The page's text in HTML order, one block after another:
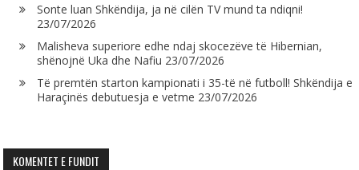
Sonte luan Shkëndija, ja në cilën TV mund ta ndiqni!
23/07/2026
Malisheva superiore edhe ndaj skocezëve të Hibernian,
shënojnë Uka dhe Nafiu 23/07/2026
Të premtën starton kampionati i 35-të në futboll! Shkëndija e
Haraçinës debutuesja e vetme 23/07/2026
KOMENTET E FUNDIT